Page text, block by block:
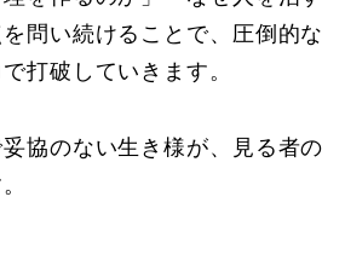
問い続けることで、圧倒的な
打破していきます。
協のない生き様が、見る者の